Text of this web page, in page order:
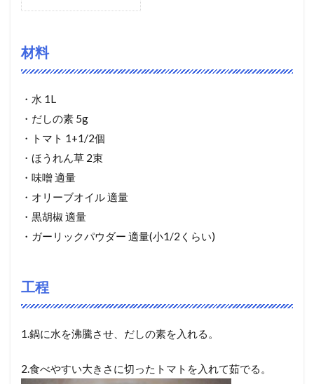
材料
・水 1L
・だしの素 5g
・トマト 1+1/2個
・ほうれん草 2束
・味噌 適量
・オリーブオイル 適量
・黒胡椒 適量
・ガーリックパウダー 適量(小1/2くらい)
工程
1.鍋に水を沸騰させ、だしの素を入れる。
2.食べやすい大きさに切ったトマトを入れて茹でる。